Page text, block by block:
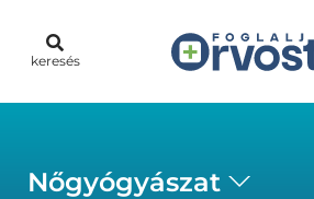
keresés
Nőgyógyászat